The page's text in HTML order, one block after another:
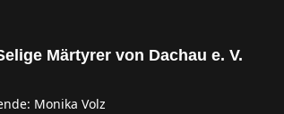
Märtyrer von Dachau e. V.
Monika Volz